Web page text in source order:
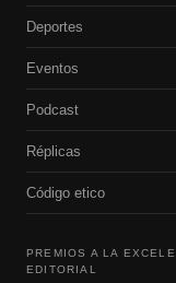
Deportes
Eventos
Podcast
Réplicas
Código etico
PREMIOS A LA
EDITORIAL